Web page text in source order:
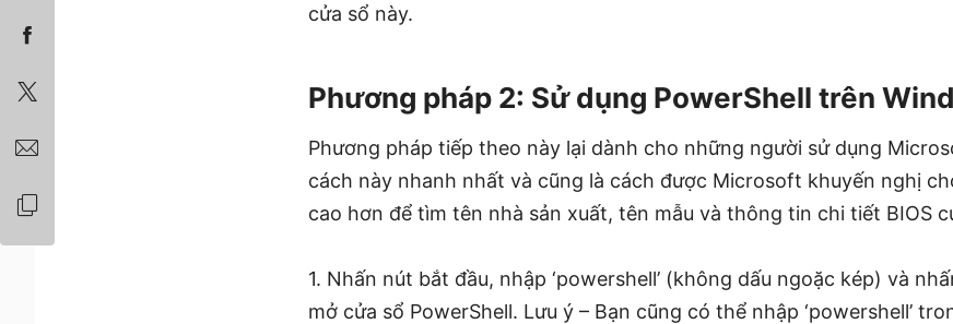
cửa sổ này.
Phương pháp 2: Sử dụng PowerShell trên
Phương pháp tiếp theo này lại dành cho những người sử dụng
cách này nhanh nhất và cũng là cách được Microsoft khuyến nghị
cao hơn để tìm tên nhà sản xuất, tên mẫu và thông tin chi tiết BIOS
1. Nhấn nút bắt đầu, nhập ‘powershell’ (không dấu ngoặc kép) và
mở cửa sổ PowerShell. Lưu ý – Bạn cũng có thể nhập ‘powershell’